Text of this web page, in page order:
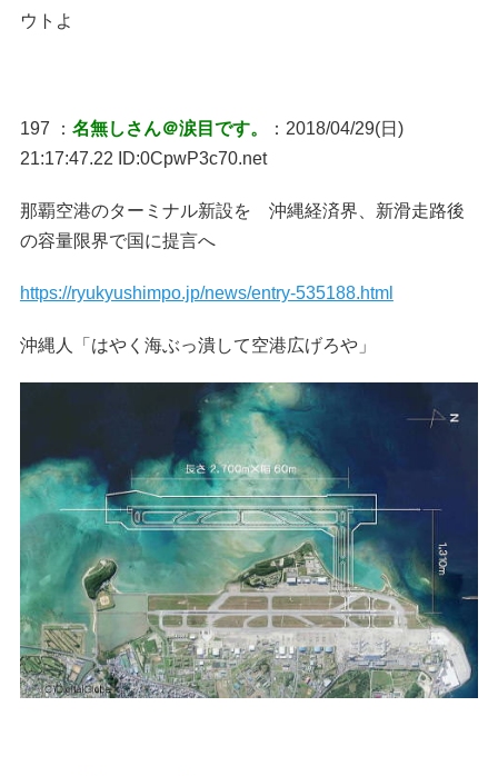
ウトよ
197 ： 名無しさん＠涙目です。
：2018/04/29(日)
21:17:47.22 ID:0CpwP3c70.net
那覇空港のターミナル新設を 沖縄経済界、新滑走路後
の容量限界で国に提言へ
https://ryukyushimpo.jp/news/entry-535188.html
沖縄人「はやく海ぶっ潰して空港広げろや」